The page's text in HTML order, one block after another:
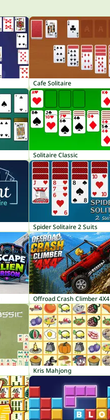
Cafe Solitaire
Solitaire Classic
Spider Solitaire 2 Suits
Offroad Crash Climber 4X4
Kris Mahjong